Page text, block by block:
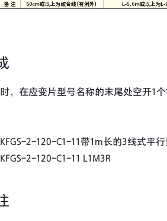
，在应变片型号名称的末尾处空开1
2-120-C1-11带1m长的3线式平
2-120-C1-11 L1M3R